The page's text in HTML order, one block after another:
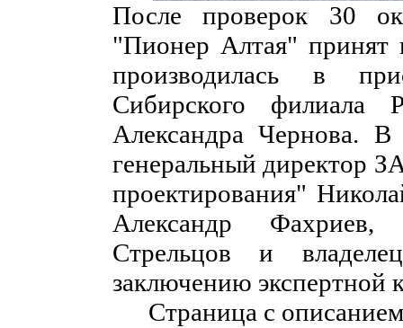
После проверок 30
"Пионер Алтая" принят
производилась в
Сибирского филиала
Александра Чернова.
генеральный директор
проектирования"
Александр Фахриев,
Стрельцов и
заключению экспертной
Страница с